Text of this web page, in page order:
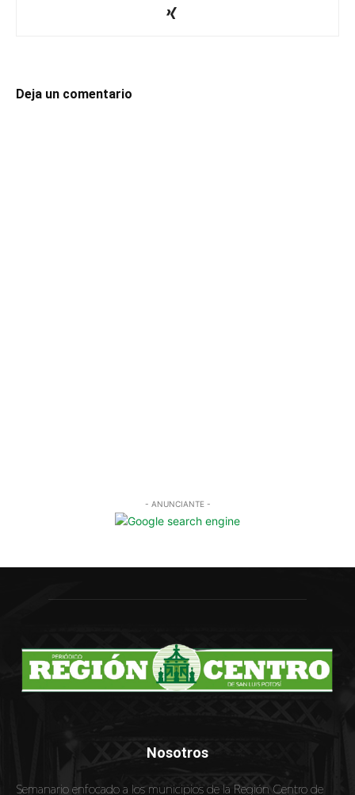
Nosotros
Semanario enfocado a los municipios de la Región Centro de